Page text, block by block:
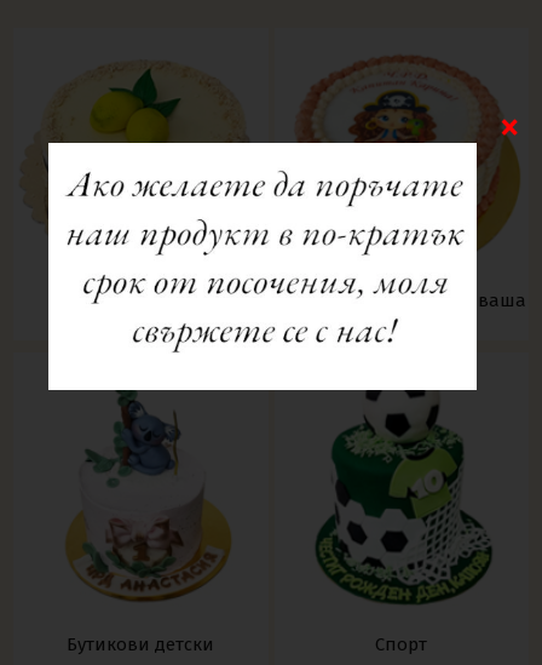
Торти, рула, десерти
Фото торти - може и с ваша
снимка
Бутикови детски Спорт